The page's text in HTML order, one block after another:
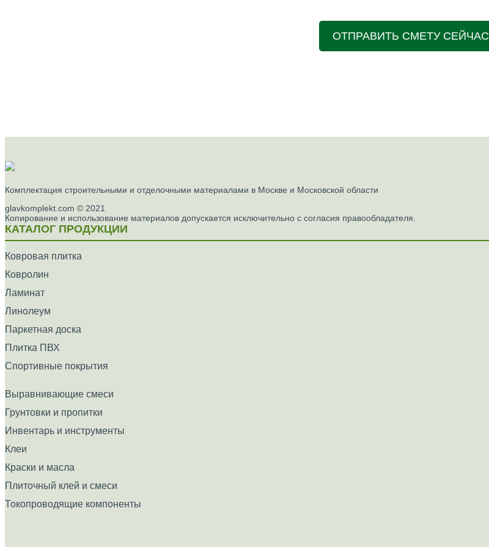
ОТПРАВИТЬ СМЕТУ СЕЙЧАС
Комплектация строительными и отделочными материалами в Москве и Московской области
glavkomplekt.com © 2021
Копирование и использование материалов допускается исключительно с согласия правообладателя.
КАТАЛОГ ПРОДУКЦИИ
Ковровая плитка
Ковролин
Ламинат
Линолеум
Паркетная доска
Плитка ПВХ
Спортивные покрытия
Выравнивающие смеси
Грунтовки и пропитки
Инвентарь и инструменты
Клеи
Краски и масла
Плиточный клей и смеси
Токопроводящие компоненты